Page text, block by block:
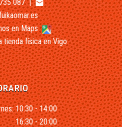
087|email
en Maps
tienda física en Vigo
10:30 - 14:00
16:30 - 20:00